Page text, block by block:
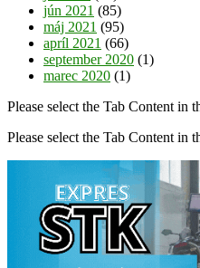
jún 2021 (85)
máj 2021 (95)
apríl 2021 (66)
september 2020 (1)
marec 2020 (1)
Please select the Tab Content in
Please select the Tab Content in